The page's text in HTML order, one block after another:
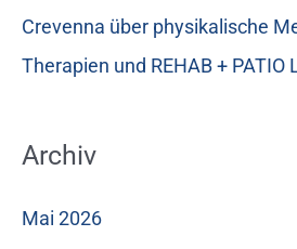
Crevenna über physikalische
Therapien und REHAB + PATIO
Archiv
Mai 2026